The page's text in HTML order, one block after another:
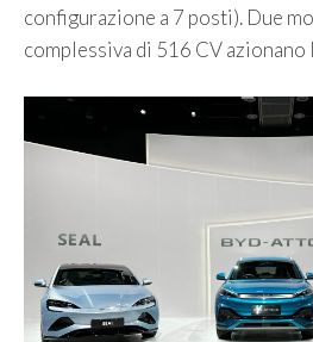
configurazione a 7 posti). Due
complessiva di 516 CV